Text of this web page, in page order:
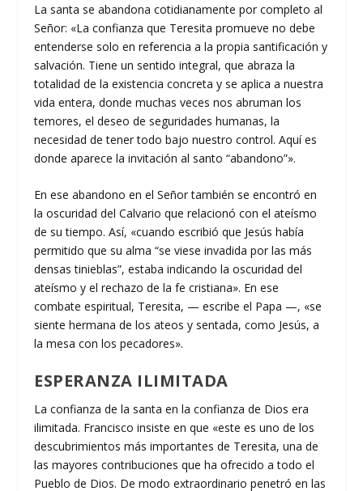
La santa se abandona cotidianamente por completo al
Señor: «La confianza que Teresita promueve no debe
entenderse solo en referencia a la propia santificación y
salvación. Tiene un sentido integral, que abraza la
totalidad de la existencia concreta y se aplica a nuestra
vida entera, donde muchas veces nos abruman los
temores, el deseo de seguridades humanas, la
necesidad de tener todo bajo nuestro control. Aquí es
donde aparece la invitación al santo “abandono”».
En ese abandono en el Señor también se encontró en
la oscuridad del Calvario que relacionó con el ateísmo
de su tiempo. Así, «cuando escribió que Jesús había
permitido que su alma “se viese invadida por las más
densas tinieblas”, estaba indicando la oscuridad del
ateísmo y el rechazo de la fe cristiana». En ese
combate espiritual, Teresita, — escribe el Papa —, «se
siente hermana de los ateos y sentada, como Jesús, a
la mesa con los pecadores».
ESPERANZA ILIMITADA
La confianza de la santa en la confianza de Dios era
ilimitada. Francisco insiste en que «este es uno de los
descubrimientos más importantes de Teresita, una de
las mayores contribuciones que ha ofrecido a todo el
Pueblo de Dios. De modo extraordinario penetró en las